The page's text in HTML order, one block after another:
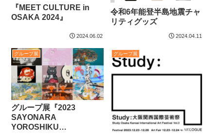
『MEET CULTURE in
OSAKA 2024』
2024.06.02
令和6年能登半島地震​チャ
リティグッズ
2024.04.11
グループ展
グループ展『2023
SAYONARA
YOROSHIKU
グループ展